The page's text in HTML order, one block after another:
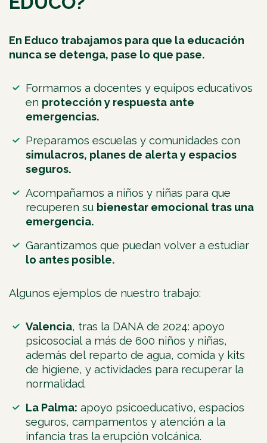
En Educo trabajamos para que la educación
nunca se detenga, pase lo que pase.
Formamos a docentes y equipos educativos
en protección y respuesta ante
emergencias.
Preparamos escuelas y comunidades con
simulacros, planes de alerta y espacios
seguros.
Acompañamos a niños y niñas para que
recuperen su bienestar emocional tras una
emergencia.
Garantizamos que puedan volver a estudiar
lo antes posible.
Algunos ejemplos de nuestro trabajo:
Valencia, tras la DANA de 2024: apoyo
psicosocial a más de 600 niños y niñas,
además del reparto de agua, comida y kits
de higiene, y actividades para recuperar la
normalidad.
La Palma: apoyo psicoeducativo, espacios
seguros, campamentos y atención a la
infancia tras la erupción volcánica.